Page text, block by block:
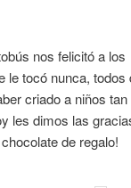
nos felicitó a los
le tocó nunca, todos
criado a niños tan
les dimos las
de regalo!